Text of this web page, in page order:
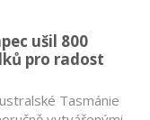
ušil 800
pro radost
Tasmánie